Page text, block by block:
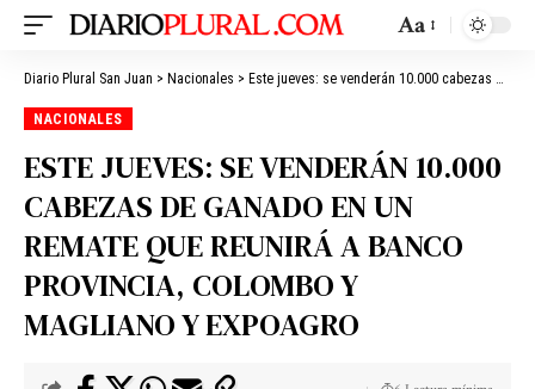
Aa
Diario Plural San Juan > Nacionales > Este jueves: se venderán 10.000 cabezas de ganado en un remate que reunirá a Banco Provincia, Colombo y Magliano y Expoagro
NACIONALES
ESTE JUEVES: SE VENDERÁN 10.000
CABEZAS DE GANADO EN UN
REMATE QUE REUNIRÁ A BANCO
PROVINCIA, COLOMBO Y
MAGLIANO Y EXPOAGRO